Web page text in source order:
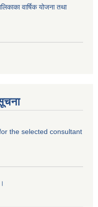
वार्षिक योजना तथा
the selected consultant